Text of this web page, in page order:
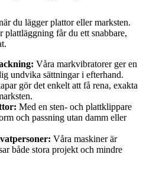
du lägger plattor eller marksten.
får du ett snabbare,
Våra markvibratorer ger en
undvika sättningar i efterhand.
gör det enkelt att få rena, exakta
Med en sten- och plattklippare
och passning utan damm eller
Våra maskiner är
både stora projekt och mindre